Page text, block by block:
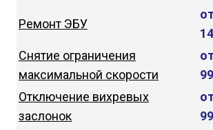
Ремонт ЭБУ
Снятие ограничения
максимальной скорости
Отключение вихревых
заслонок